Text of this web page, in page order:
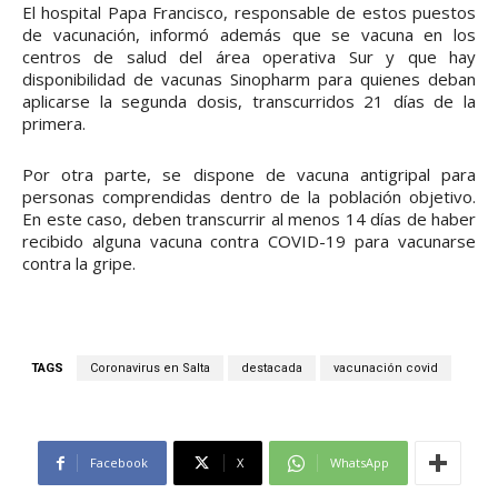
El hospital Papa Francisco, responsable de estos puestos
de vacunación, informó además que se vacuna en los
centros de salud del área operativa Sur y que hay
disponibilidad de vacunas Sinopharm para quienes deban
aplicarse la segunda dosis, transcurridos 21 días de la
primera.
Por otra parte, se dispone de vacuna antigripal para
personas comprendidas dentro de la población objetivo.
En este caso, deben transcurrir al menos 14 días de haber
recibido alguna vacuna contra COVID-19 para vacunarse
contra la gripe.
TAGS Coronavirus en Salta destacada vacunación covid
Facebook X WhatsApp